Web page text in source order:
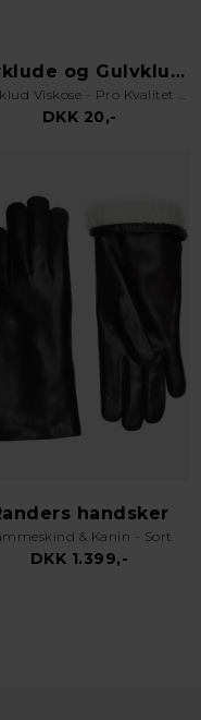
Karklude og Gulvklude
Gulvklud Viskose - Pro Kvalitet - Orange
DKK 20,-
handsker
& Kanin - Sort
DKK 1.399,-